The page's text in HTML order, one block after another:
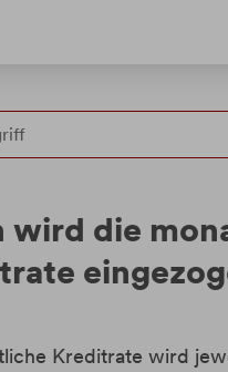
Antworten
wird die
Kreditrate wird